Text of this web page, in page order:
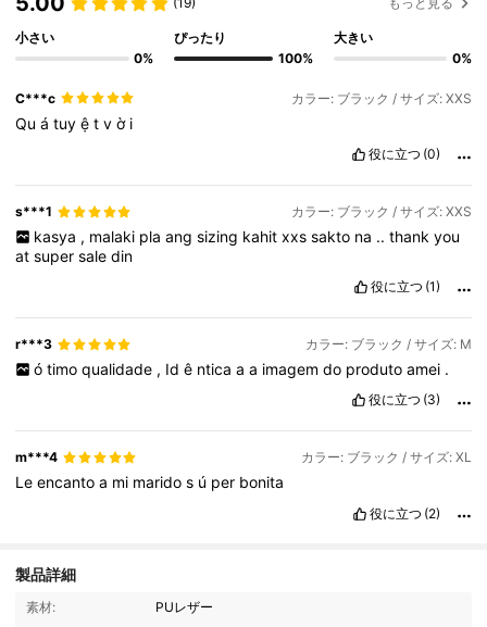
小さい
0%
ぴったり
100%
大きい
0%
C***c カラー: ブラック / サイズ: XXS
Quátuyệtvờ i
役に立つ (0)
s***1 カラー: ブラック / サイズ: XXS
kasya , malaki pla ang sizing kahit xxs sakto na .. thank you
atsupersaledin
役に立つ (1)
r***3 カラー: ブラック / サイズ: M
ó timo qualidade , Id ê ntica a a imagem do produto amei .
役に立つ (3)
m***4 カラー: ブラック / サイズ: XL
Leencantoa mi maridos ú per bonita
役に立つ (2)
製品詳細
素材:
PUレザー
5.9K フォロワー